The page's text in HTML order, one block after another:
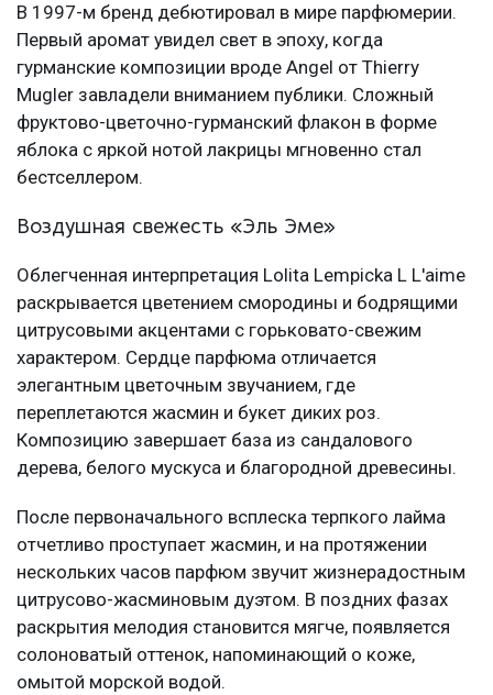
В 1997-м бренд дебютировал в мире парфюмерии.
Первый аромат увидел свет в эпоху, когда
гурманские композиции вроде Angel от Thierry
Mugler завладели вниманием публики. Сложный
фруктово-цветочно-гурманский флакон в форме
яблока с яркой нотой лакрицы мгновенно стал
бестселлером.
Воздушная свежесть «Эль Эме»
Облегченная интерпретация Lolita Lempicka L L'aime
раскрывается цветением смородины и бодрящими
цитрусовыми акцентами с горьковато-свежим
характером. Сердце парфюма отличается
элегантным цветочным звучанием, где
переплетаются жасмин и букет диких роз.
Композицию завершает база из сандалового
дерева, белого мускуса и благородной древесины.
После первоначального всплеска терпкого лайма
отчетливо проступает жасмин, и на протяжении
нескольких часов парфюм звучит жизнерадостным
цитрусово-жасминовым дуэтом. В поздних фазах
раскрытия мелодия становится мягче, появляется
солоноватый оттенок, напоминающий о коже,
омытой морской водой.